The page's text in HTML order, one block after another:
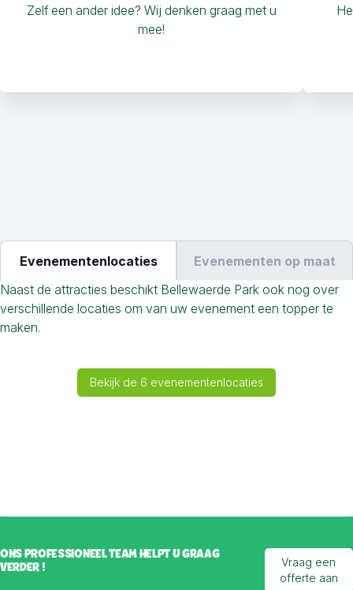
Zelf een ander idee? Wij denken graag met u
mee!
Evenementenlocaties
Evenementen op maat
Naast de attracties beschikt Bellewaerde Park ook nog over
verschillende locaties om van uw evenement een topper te
maken.
Bekijk de 6 evenementenlocaties
ONS PROFESSIONEEL TEAM HELPT U GRAAG
VERDER !
Vraag een
offerte aan